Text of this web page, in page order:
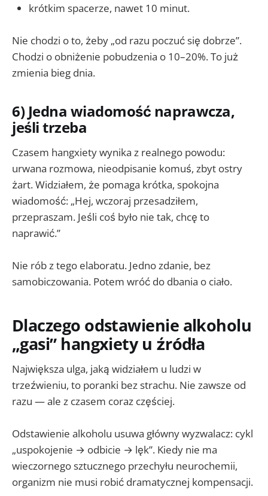
krótkim spacerze, nawet 10 minut.
Nie chodzi o to, żeby „od razu poczuć się dobrze”.
Chodzi o obniżenie pobudzenia o 10–20%. To już
zmienia bieg dnia.
6) Jedna wiadomość naprawcza,
jeśli trzeba
Czasem hangxiety wynika z realnego powodu:
urwana rozmowa, nieodpisanie komuś, zbyt ostry
żart. Widziałem, że pomaga krótka, spokojna
wiadomość: „Hej, wczoraj przesadziłem,
przepraszam. Jeśli coś było nie tak, chcę to
naprawić.”
Nie rób z tego elaboratu. Jedno zdanie, bez
samobiczowania. Potem wróć do dbania o ciało.
Dlaczego odstawienie alkoholu
„gasi” hangxiety u źródła
Największa ulga, jaką widziałem u ludzi w
trzeźwieniu, to poranki bez strachu. Nie zawsze od
razu — ale z czasem coraz częściej.
Odstawienie alkoholu usuwa główny wyzwalacz: cykl
„uspokojenie → odbicie → lęk”. Kiedy nie ma
wieczornego sztucznego przechyłu neurochemii,
organizm nie musi robić dramatycznej kompensacji.